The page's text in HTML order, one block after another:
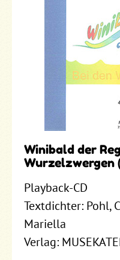
Winibald der
Wurzelzwergen
Playback-CD
Textdichter: Pohl,
Mariella
Verlag: